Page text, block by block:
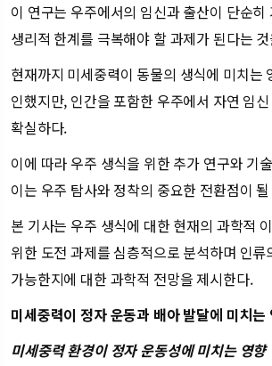
이 연구는 우주에서의 임신과 출산이 단순히
생리적 한계를 극복해야 할 과제가 된다는
현재까지 미세중력이 동물의 생식에 미치는
인했지만, 인간을 포함한 우주에서 자연 임
확실하다.
이에 따라 우주 생식을 위한 추가 연구와 기
이는 우주 탐사와 정착의 중요한 전환점이
본 기사는 우주 생식에 대한 현재의 과학적
위한 도전 과제를 심층적으로 분석하며 인류
가능한지에 대한 과학적 전망을 제시한다.
미세중력이 정자 운동과 배아 발달에 미치는
미세중력 환경이 정자 운동성에 미치는 영향